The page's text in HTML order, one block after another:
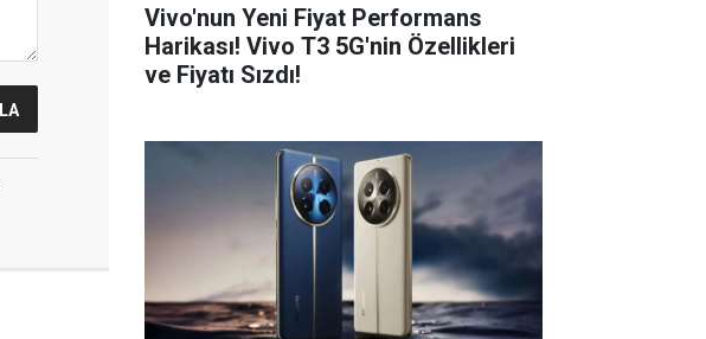
Vivo'nun Yeni Fiyat Performans
Harikası! Vivo T3 5G'nin Özellikleri
ve Fiyatı Sızdı!